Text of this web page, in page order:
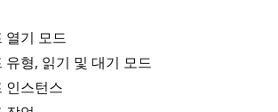
열기 모드
유형, 읽기 및 대기 모드
인스턴스